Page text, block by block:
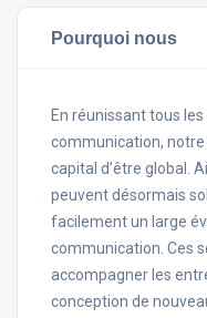
Pourquoi nous
En réunissant tous
communication, notre
capital d’être global.
peuvent désormais
facilement un large
communication. Ces
accompagner les
conception de